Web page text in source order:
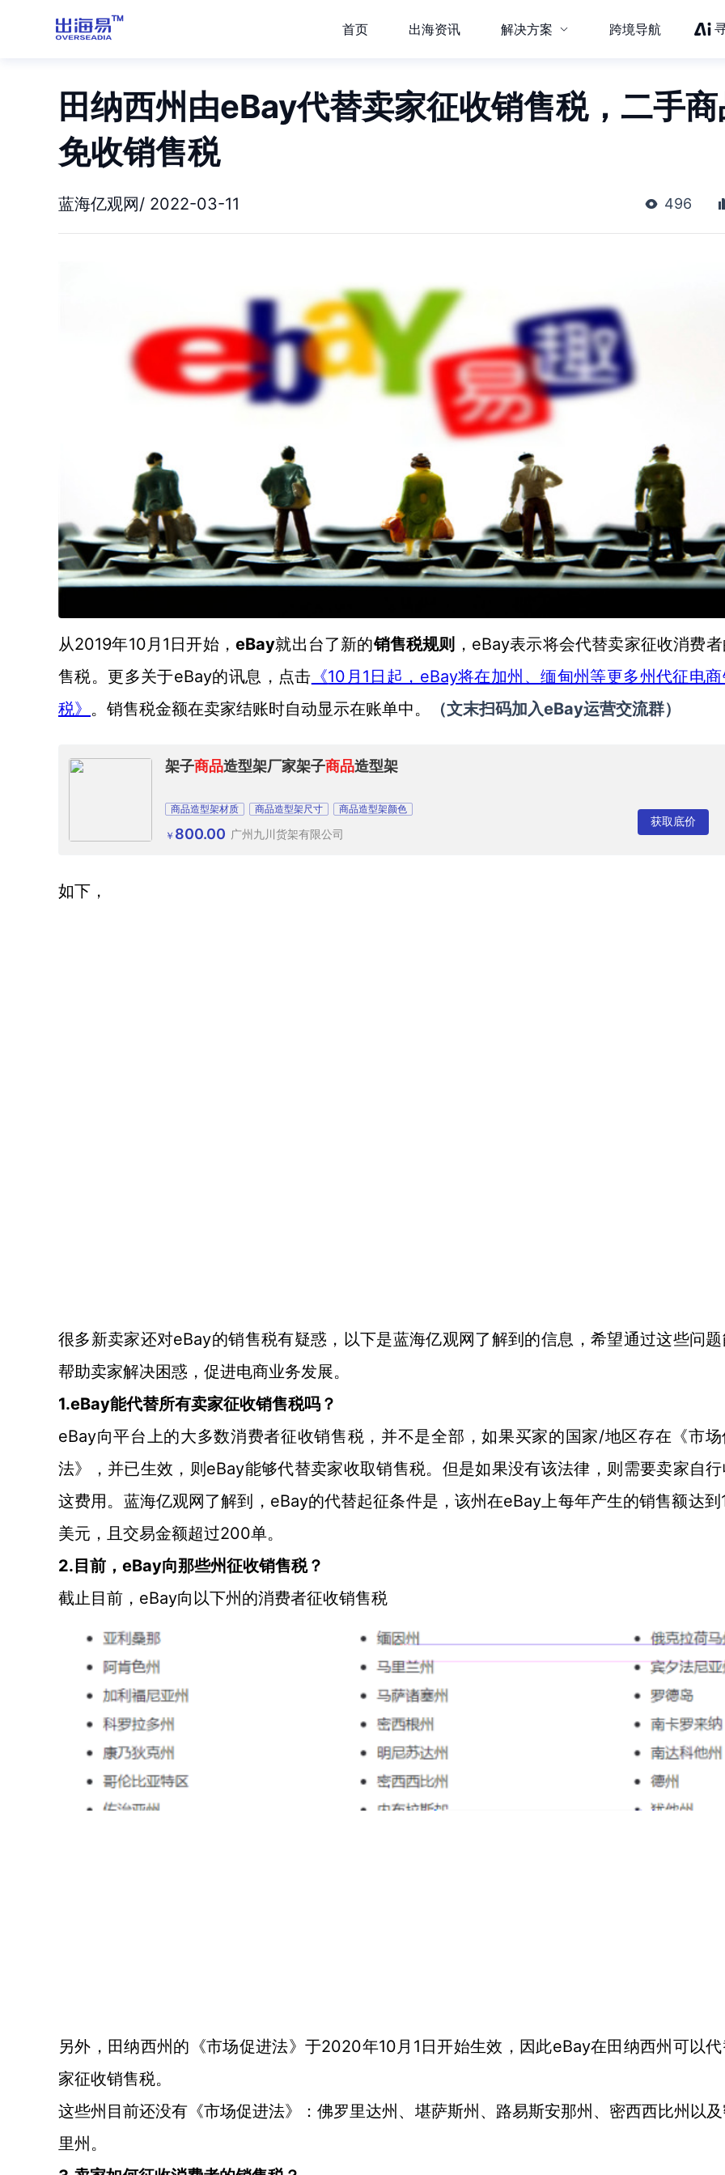
首页 出海资讯 解决方案 跨境导航
田纳西州由eBay代替卖家征收销售税，二手
免收销售税
蓝海亿观网/ 2022-03-11 496
从2019年10月1日开始，eBay就出台了新的销售税规则 ， eBay表示将会代替卖家征收消费
售税。更多关于eBay的讯息，点击 《10月1日起，eBay将在加州、缅甸州等更多州代征电商
税》 。销售税金额在卖家结账时自动显示在账单中。 （文末扫码加入eBay运营交流群）
架子商品造型架厂家架子商品造型架
商品造型架材质 商品造型架尺寸 商品造型架颜色
￥ 800.00 广州九川货架有限公司
获取底价
如下，
很多新卖家还对eBay的销售税有疑惑，以下是蓝海亿观网了解到的信息，希望通过这些问
帮助卖家解决困惑，促进电商业务发展。
1.eBay能代替所有卖家征收销售税吗？
eBay向平台上的大多数消费者征收销售税，并不是全部，如果买家的国家/地区存在《市
法》，并已生效，则eBay能够代替卖家收取销售税。但是如果没有该法律，则需要卖家自行
这费用。蓝海亿观网了解到，eBay的代替起征条件是，该州在eBay上每年产生的销售额达到
美元，且交易金额超过200单。
2.目前，eBay向那些州征收销售税？
截止目前， eBay向以下州的消费者征收销售税
另外，田纳西州的《市场促进法》于2020年10月1日开始生效，因此eBay在田纳西州可以
家征收销售税。
这些州目前还没有《市场促进法》：佛罗里达州、堪萨斯州、路易斯安那州、密西西比州以
里州。